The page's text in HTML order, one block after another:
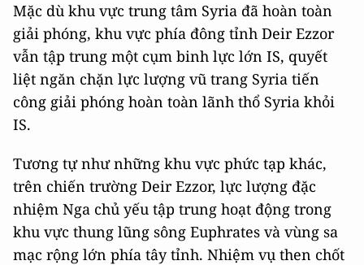
Mặc dù khu vực trung tâm Syria đã hoàn toàn
giải phóng, khu vực phía đông tỉnh Deir Ezzor
vẫn tập trung một cụm binh lực lớn IS, quyết
liệt ngăn chặn lực lượng vũ trang Syria tiến
công giải phóng hoàn toàn lãnh thổ Syria khỏi
IS.
Tương tự như những khu vực phức tạp khác,
trên chiến trường Deir Ezzor, lực lượng đặc
nhiệm Nga chủ yếu tập trung hoạt động trong
khu vực thung lũng sông Euphrates và vùng sa
mạc rộng lớn phía tây tỉnh. Nhiệm vụ then chốt